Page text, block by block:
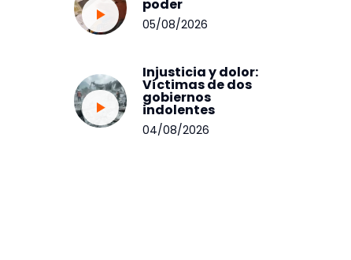
poder
05/08/2026
Injusticia y dolor:
Víctimas de dos
gobiernos
indolentes
04/08/2026